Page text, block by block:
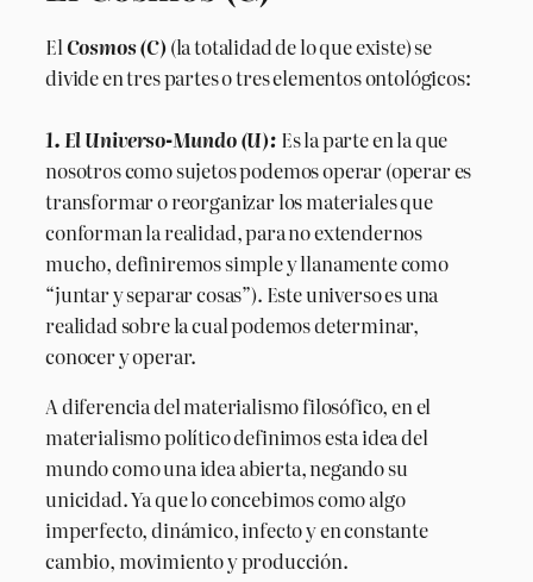
ElCosmos (C)(la totalidad de lo que existe) se
divide en tres partes o tres elementos ontológicos:
1. El Universo-Mundo (U): Es la parte en la que
nosotros como sujetos podemos operar (operar es
transformar o reorganizar los materiales que
conforman la realidad, para no extendernos
mucho, definiremos simple y llanamente como
“juntar y separar cosas”). Este universo es una
realidad sobre la cual podemos determinar,
conocer y operar.
A diferencia del materialismo filosófico, en el
materialismo político definimos esta idea del
mundo como una idea abierta, negando su
unicidad. Ya que lo concebimos como algo
imperfecto, dinámico, infecto y en constante
cambio, movimiento y producción.